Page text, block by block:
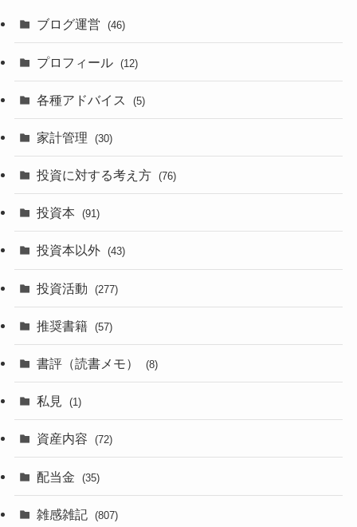
ブログ運営 (46)
プロフィール (12)
各種アドバイス (5)
家計管理 (30)
投資に対する考え方 (76)
投資本 (91)
投資本以外 (43)
投資活動 (277)
推奨書籍 (57)
書評（読書メモ） (8)
私見 (1)
資産内容 (72)
配当金 (35)
雑感雑記 (807)